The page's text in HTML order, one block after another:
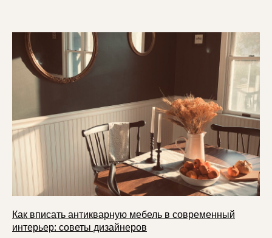
Как вписать антикварную мебель в современный
интерьер: советы дизайнеров